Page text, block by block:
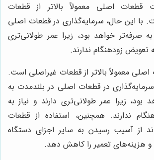
قطعات اصلی معمولاً بالاتر از قطعات
با این حال، سرمایه‌گذاری در قطعات اصلی
صرفه‌تر خواهد بود، زیرا عمر طولانی‌تری
تعویض زودهنگام ندارند.
معمولاً بالاتر از قطعات غیراصلی است.
در قطعات اصلی در بلندمدت به
بود، زیرا عمر طولانی‌تری دارند و نیاز به
ندارند. همچنین، استفاده از قطعات
از آسیب رسیدن به سایر اجزای دستگاه
و هزینه‌های تعمیر را کاهش دهد.